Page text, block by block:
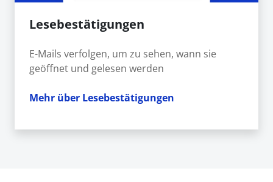
Lesebestätigungen
E-Mails verfolgen, um zu sehen, wann sie
geöffnet und gelesen werden
Mehr über Lesebestätigungen